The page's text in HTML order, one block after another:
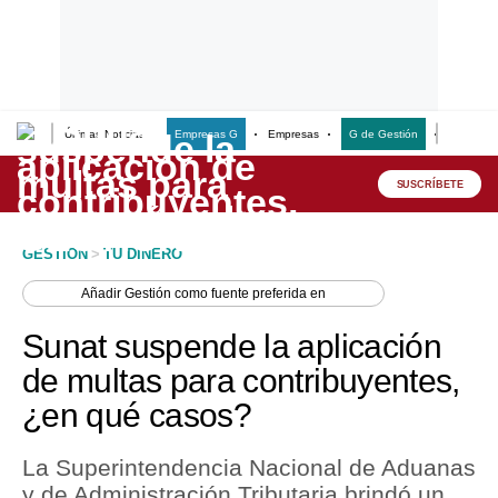
Últimas Noticias Empresas G Empresas G de Gestión
Lo último
Peru Quiosco
Economía
Mercados
Política
SUSCRÍBETE
GESTION > TU DINERO
AñadirGestión como fuente preferida en
Sunat suspende la aplicación
de multas para contribuyentes,
¿en qué casos?
La Superintendencia Nacional de Aduanas